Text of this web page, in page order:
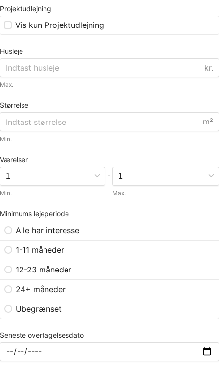
Projektudlejning
Vis kun Projektudlejning
Husleje
kr.
Max.
Størrelse
m²
Min.
Værelser
Min.
-
Max.
Minimums lejeperiode
Alle har interesse
1-11 måneder
12-23 måneder
24+ måneder
Ubegrænset
Seneste overtagelsesdato